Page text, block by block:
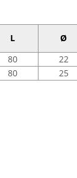
L Ø
80 22
80 25